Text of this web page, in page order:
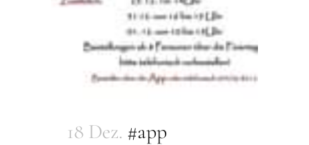
18 Dez. #app